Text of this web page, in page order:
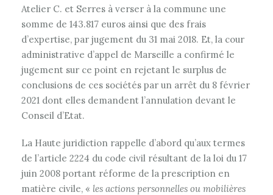
Atelier C. et Serres à verser à la commune une
somme de 143.817 euros ainsi que des frais
d’expertise, par jugement du 31 mai 2018. Et, la cour
administrative d’appel de Marseille a confirmé le
jugement sur ce point en rejetant le surplus de
conclusions de ces sociétés par un arrêt du 8 février
2021 dont elles demandent l’annulation devant le
Conseil d’Etat.
La Haute juridiction rappelle d’abord qu’aux termes
de l’article 2224 du code civil résultant de la loi du 17
juin 2008 portant réforme de la prescription en
matière civile, « les actions personnelles ou mobilières